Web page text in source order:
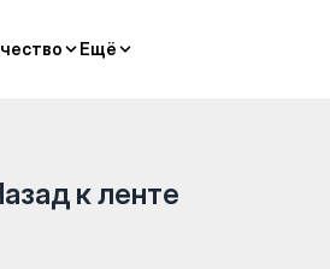
Ещё
Ещё
и растяжки —
к ленте